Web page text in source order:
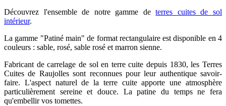
Découvrez l'ensemble de notre gamme deterres cuites de sol
intérieur.
La gamme "Patiné main" de format rectangulaire est disponible en 4
couleurs : sable, rosé, sable rosé et marron sienne.
Fabricant de carrelage de sol en terre cuite depuis 1830, les Terres
Cuites de Raujolles sont reconnues pour leur authentique savoir-
faire. L'aspect naturel de la terre cuite apporte une atmosphère
particulièrement sereine et douce. La patine du temps ne fera
qu'embellir vos tomettes.